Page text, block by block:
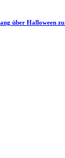
über Halloween